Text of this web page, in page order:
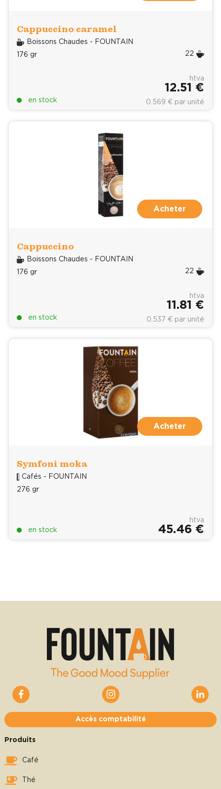
Cappuccino caramel
Boissons Chaudes - FOUNTAIN
176 gr
22
en stock
htva
12.51 €
0.569 € par unité
Acheter
Cappuccino
Boissons Chaudes - FOUNTAIN
176 gr
22
en stock
htva
11.81 €
0.537 € par unité
Acheter
Symfoni moka
Cafés - FOUNTAIN
276 gr
en stock
htva
45.46 €
Accès comptabilité
Produits
Café
Thé